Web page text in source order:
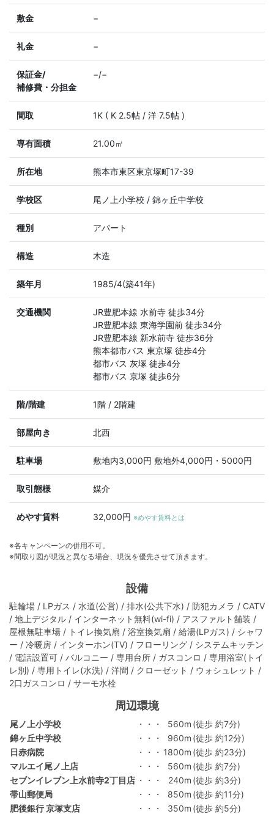
敷金 −
礼金 −
保証金/
補修費・分担金
−/−
間取 1K ( K 2.5帖 / 洋 7.5帖 )
専有面積 21.00㎡
所在地 熊本市東区東京塚町17-39
学校区 尾ノ上小学校 / 錦ヶ丘中学校
種別 アパート
構造 木造
築年月 1985/4(築41年)
交通機関
JR豊肥本線 水前寺 徒歩34分
JR豊肥本線 東海学園前 徒歩34分
JR豊肥本線 新水前寺 徒歩36分
熊本都市バス 東京塚 徒歩4分
都市バス 灰塚 徒歩4分
都市バス 京塚 徒歩6分
階/階建 1階 / 2階建
部屋向き 北西
駐車場 敷地内3,000円 敷地外4,000円・5000円
取引態様 媒介
めやす賃料 32,000円 ※めやす賃料とは
※各キャンペーンの併用不可。
※間取り図が現況と異なる場合、現況を優先させて頂きます。
設備
駐輪場 / LPガス / 水道(公営) / 排水(公共下水) / 防犯カメラ / CATV
/ 地上デジタル / インターネット無料(wi-fi) / アスファルト舗装 /
屋根無駐車場 / トイレ換気扇 / 浴室換気扇 / 給湯(LPガス) / シャワ
ー / 冷暖房 / インターホン(TV) / フローリング / システムキッチン
/ 電話設置可 / バルコニー / 専用台所 / ガスコンロ / 専用浴室(トイ
レ別) / 専用トイレ(水洗) / 洋間 / クローゼット / ウォシュレット /
2口ガスコンロ / サーモ水栓
周辺環境
尾ノ上小学校 ・・・ 560m (徒歩 約7分)
錦ヶ丘中学校
・・・ 960m (徒歩 約12分)
日赤病院
・・・ 1800m (徒歩 約23分)
マルエイ尾ノ上店
・・・ 560m (徒歩 約7分)
セブンイレブン上水前寺2丁目店 ・・・ 240m (徒歩 約3分)
帯山郵便局
・・・ 850m (徒歩 約11分)
肥後銀行 京塚支店
・・・ 350m (徒歩 約5分)